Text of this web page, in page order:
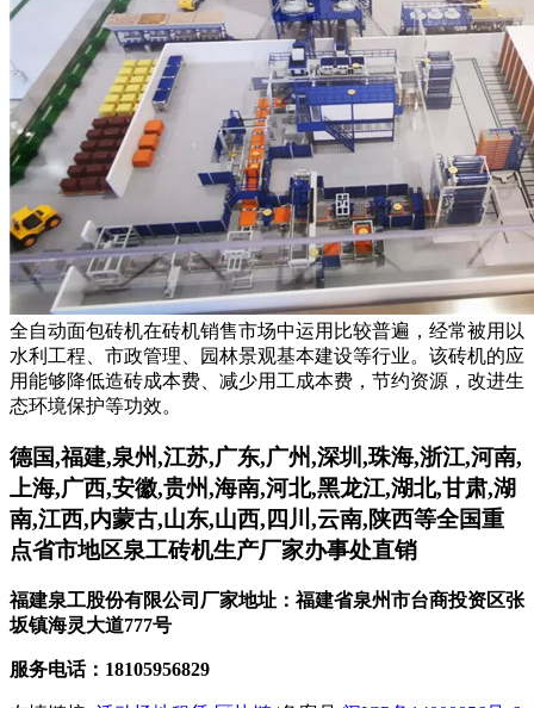
全自动面包砖机在砖机销售市场中运用比较普遍，经常被用以
水利工程、市政管理、园林景观基本建设等行业。该砖机的应
用能够降低造砖成本费、减少用工成本费，节约资源，改进生
态环境保护等功效。
德国,福建,泉州,江苏,广东,广州,深圳,珠海,浙江,河南,
上海,广西,安徽,贵州,海南,河北,黑龙江,湖北,甘肃,湖
南,江西,内蒙古,山东,山西,四川,云南,陕西等全国重
点省市地区泉工砖机生产厂家办事处直销
福建泉工股份有限公司厂家地址：福建省泉州市台商投资区张
坂镇海灵大道777号
服务电话：18105956829